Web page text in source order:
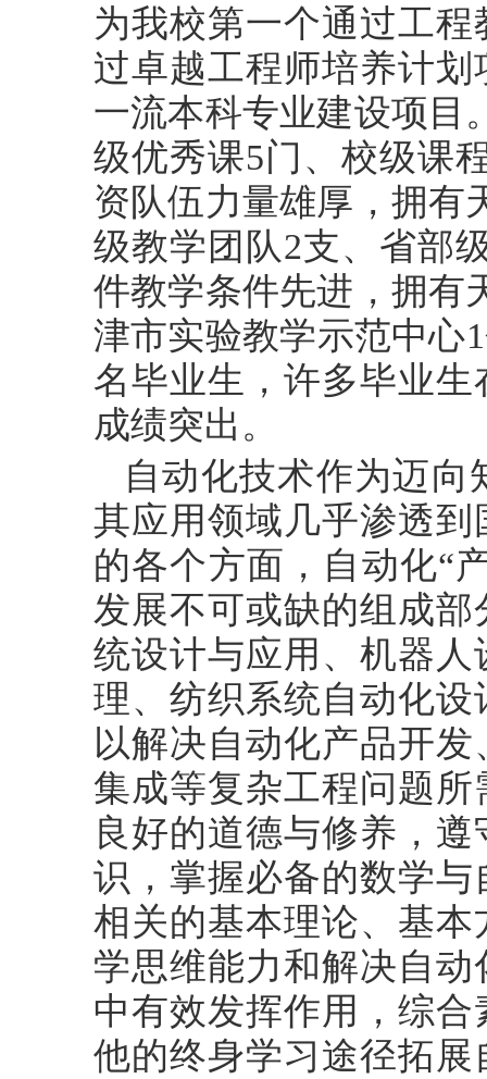
为我校第一个通过工
过卓越工程师培养计
一流本科专业建设项目
级优秀课5门、校级课
资队伍力量雄厚，拥有
级教学团队2支、省部
件教学条件先进，拥有
津市实验教学示范中心
名毕业生，许多毕业
成绩突出。
自动化技术作为迈
其应用领域几乎渗透
的各个方面，自动化“
发展不可或缺的组成
统设计与应用、机器
理、纺织系统自动化
以解决自动化产品开
集成等复杂工程问题
良好的道德与修养，
识，掌握必备的数学
相关的基本理论、基
学思维能力和解决自
中有效发挥作用，综
他的终身学习途径拓